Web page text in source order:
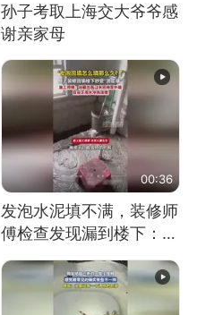
孙子考取上海交大爷爷感
谢亲家母
00:36
发泡水泥填不满，装修师
傅检查发现漏到楼下：出
风口未延伸到外墙